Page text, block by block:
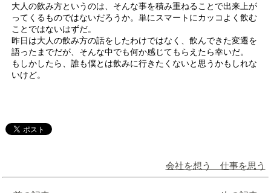
大人の飲み方というのは、そんな事を積み重ねることで出来上が
ってくるものではないだろうか。単にスマートにカッコよく飲む
ことではないはずだ。
昨日は大人の飲み方の話をしたわけではなく、飲んできた変遷を
語ったまでだが、そんな中でも何か感じてもらえたら幸いだ。
もしかしたら、誰も僕とは飲みに行きたくないと思うかもしれな
いけど。
会社を想う 仕事を思う